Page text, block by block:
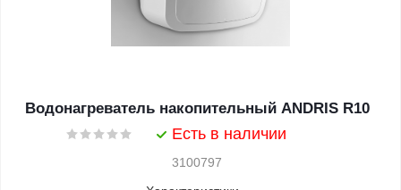
Водонагреватель накопительный ANDRIS R10
Есть в наличии
3100797